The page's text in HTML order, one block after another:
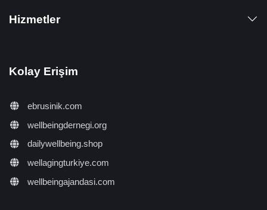
Hizmetler
Kolay Erişim
ebrusinik.com
wellbeingdernegi.org
dailywellbeing.shop
wellagingturkiye.com
wellbeingajandasi.com